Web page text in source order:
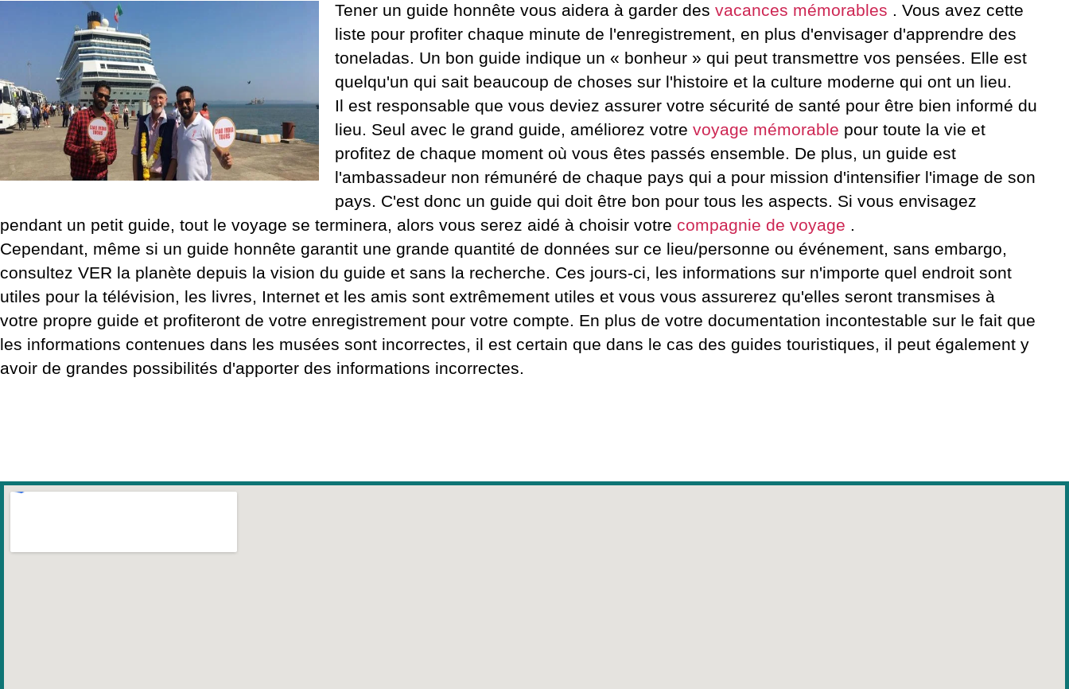
Tener un guide honnête vous aidera à garder des vacances mémorables . Vous avez cette
liste pour profiter chaque minute de l'enregistrement, en plus d'envisager d'apprendre des
toneladas. Un bon guide indique un « bonheur » qui peut transmettre vos pensées. Elle est
quelqu'un qui sait beaucoup de choses sur l'histoire et la culture moderne qui ont un lieu.
Il est responsable que vous deviez assurer votre sécurité de santé pour être bien informé du
lieu. Seul avec le grand guide, améliorez votre voyage mémorable pour toute la vie et
profitez de chaque moment où vous êtes passés ensemble. De plus, un guide est
l'ambassadeur non rémunéré de chaque pays qui a pour mission d'intensifier l'image de son
pays. C'est donc un guide qui doit être bon pour tous les aspects. Si vous envisagez
pendant un petit guide, tout le voyage se terminera, alors vous serez aidé à choisir votre compagnie de voyage .
Cependant, même si un guide honnête garantit une grande quantité de données sur ce lieu/personne ou événement, sans embargo,
consultez VER la planète depuis la vision du guide et sans la recherche. Ces jours-ci, les informations sur n'importe quel endroit sont
utiles pour la télévision, les livres, Internet et les amis sont extrêmement utiles et vous vous assurerez qu'elles seront transmises à
votre propre guide et profiteront de votre enregistrement pour votre compte. En plus de votre documentation incontestable sur le fait que
les informations contenues dans les musées sont incorrectes, il est certain que dans le cas des guides touristiques, il peut également y
avoir de grandes possibilités d'apporter des informations incorrectes.